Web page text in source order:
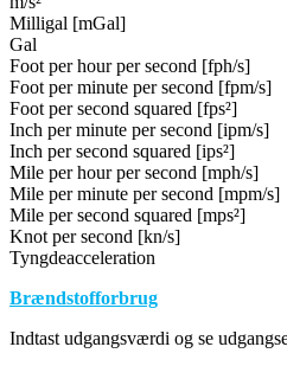
Milligal [mGal]
Gal
Foot per hour per second [fph/s]
Foot per minute per second [fpm/s]
Foot per second squared [fps²]
Inch per minute per second [ipm/s]
Inch per second squared [ips²]
Mile per hour per second [mph/s]
Mile per minute per second [mpm/s]
Mile per second squared [mps²]
Knot per second [kn/s]
Tyngdeacceleration
Brændstofforbrug
Indtast udgangsværdi og se